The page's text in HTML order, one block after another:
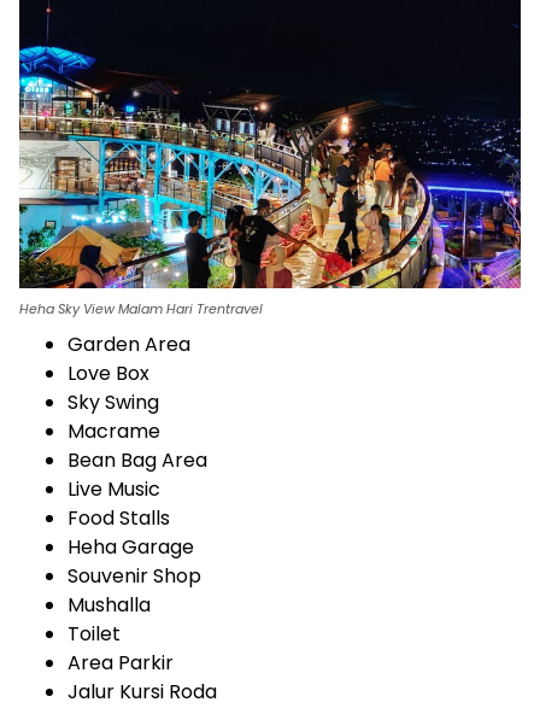
Heha Sky View Malam Hari Trentravel
Garden Area
Love Box
Sky Swing
Macrame
Bean Bag Area
Live Music
Food Stalls
Heha Garage
Souvenir Shop
Mushalla
Toilet
Area Parkir
Jalur Kursi Roda